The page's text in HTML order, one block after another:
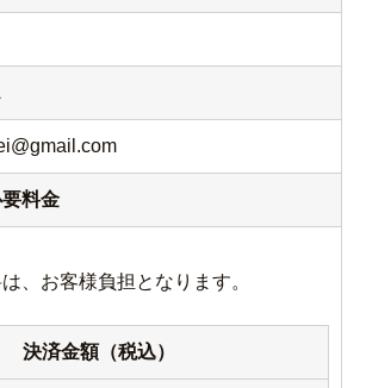
料金
、お客様負担となります。
決済金額（税込）